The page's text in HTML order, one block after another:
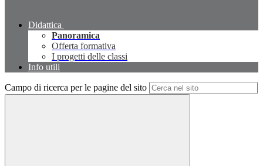
Didattica
Panoramica
Offerta formativa
I progetti delle classi
Info utili
Campo di ricerca per le pagine del sito